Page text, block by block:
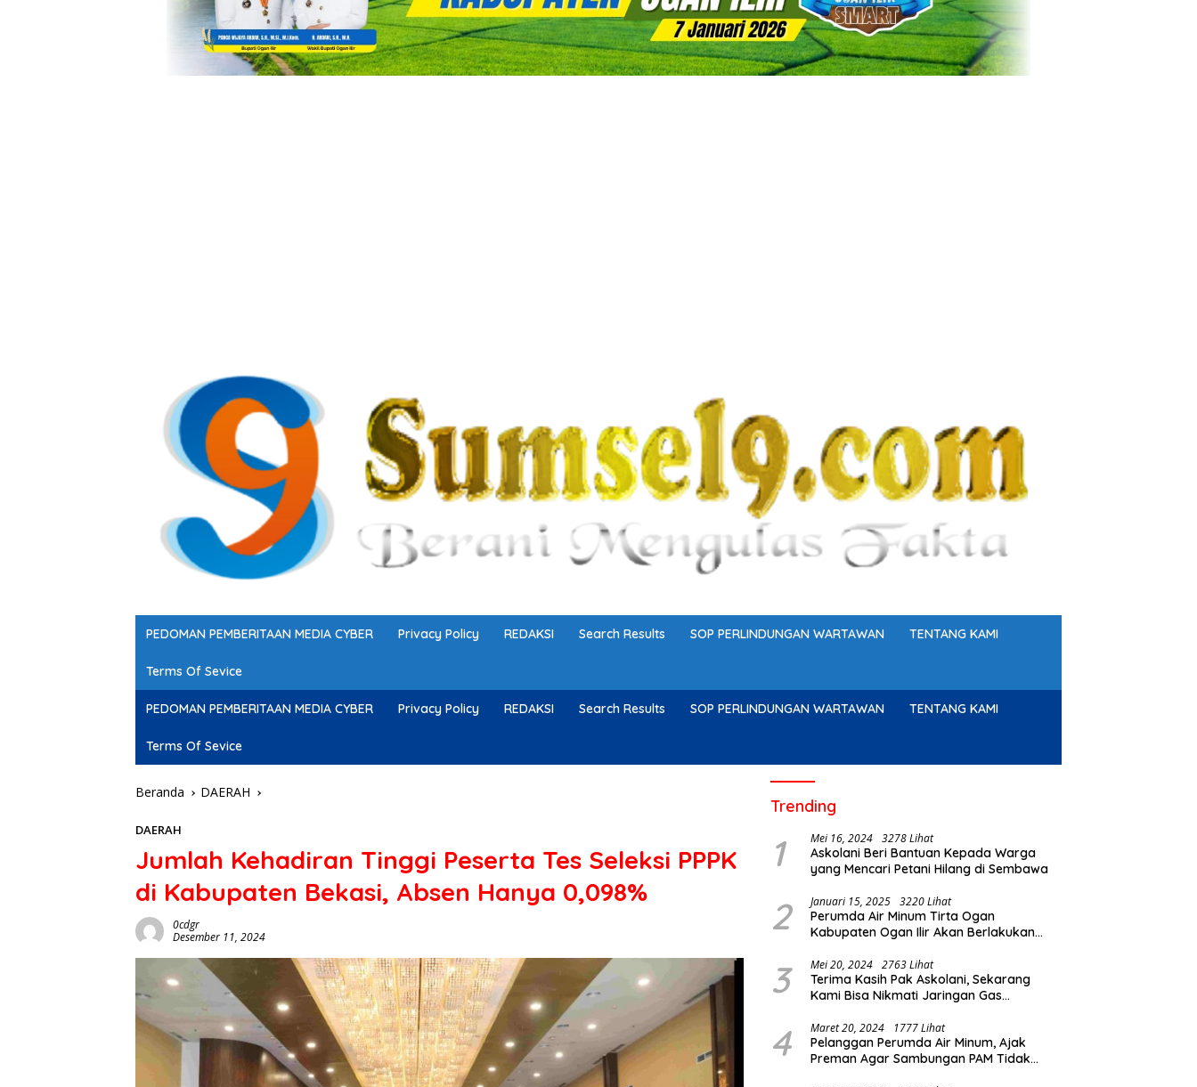
PEDOMAN PEMBERITAAN MEDIA CYBER Privacy Policy REDAKSI Search Results SOP PERLINDUNGAN WARTAWAN TENTANG KAMI
Terms Of Sevice
PEDOMAN PEMBERITAAN MEDIA CYBER Privacy Policy REDAKSI Search Results SOP PERLINDUNGAN WARTAWAN TENTANG KAMI
Terms Of Sevice
Beranda DAERAH
DAERAH
Jumlah Kehadiran Tinggi Peserta Tes Seleksi PPPK
di Kabupaten Bekasi, Absen Hanya 0,098%
0cdgr
Desember 11, 2024
Trending
1 Mei 16, 2024 3278 Lihat
Askolani Beri Bantuan Kepada Warga
yang Mencari Petani Hilang di Sembawa
2 Januari 15, 2025 3220 Lihat
Perumda Air Minum Tirta Ogan
Kabupaten Ogan Ilir Akan Berlakukan
3 Mei 20, 2024 2763 Lihat
Terima Kasih Pak Askolani, Sekarang
Kami Bisa Nikmati Jaringan Gas
4 Maret 20, 2024 1777 Lihat
Pelanggan Perumda Air Minum, Ajak
Preman Agar Sambungan PAM Tidak